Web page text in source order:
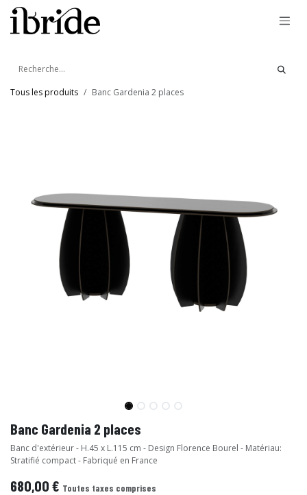
Se rendre au contenu
Tous les produits Banc Gardenia 2 places
Banc Gardenia 2 places
Banc d'extérieur - H.45 x L.115 cm - Design Florence Bourel - Matériau:
Stratifié compact - Fabriqué en France
680,00€ Toutes taxes comprises